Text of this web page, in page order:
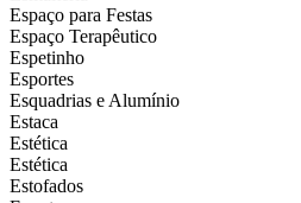
Espaço para Festas
Espaço Terapêutico
Espetinho
Esportes
Esquadrias e Alumínio
Estaca
Estética
Estética
Estofados